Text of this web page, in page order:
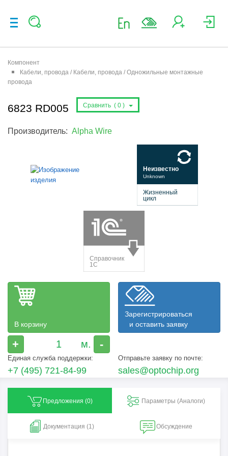
Компонент
Кабели, провода / Кабели, провода / Одножильные монтажные
провода
6823 RD005 Сравнить ( 0 )
Производитель: Alpha Wire
В корзину
+ -
Зарегистрироваться
и оставить заявку
Единая служба поддержки:
+7 (495) 721-84-99
Отправьте заявку по почте:
sales@optochip.org
Предложения (0) Параметры (Aналоги)
Документация (1) Обсуждение